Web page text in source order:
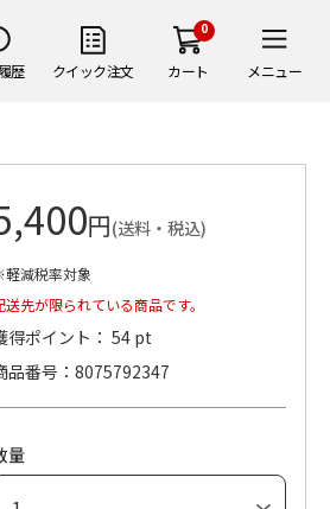
歴 クイック注文
0
カート メニュー
円(送料・税込)
減税率対象
送先が限られている商品です。
得ポイント： 54 pt
品番号
8075792347
量